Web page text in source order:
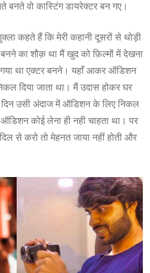
बनते वो कास्टिंग डायरेक्टर बन गए।
कहते हैं कि मेरी कहानी दूसरों से थोड़ी
का शौक़ था मैं खुद को फ़िल्मों में देखना
था एक्टर बनने। यहाँ आकर ऑडिशन
दिया जाता था। मैं उदास होकर घर
उसी अंदाज में ऑडिशन के लिए निकल
कोई लेना ही नही चाहता था। पर
से करो तो मेहनत जाया नहीं होती और